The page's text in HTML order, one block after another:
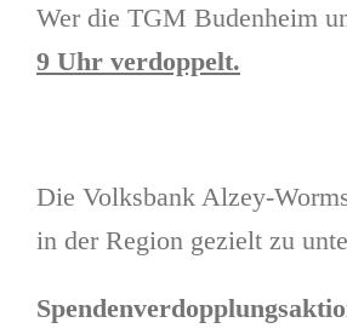
Wer die TGM Budenheim
9 Uhr verdoppelt.
Die Volksbank Alzey-
in der Region gezielt zu